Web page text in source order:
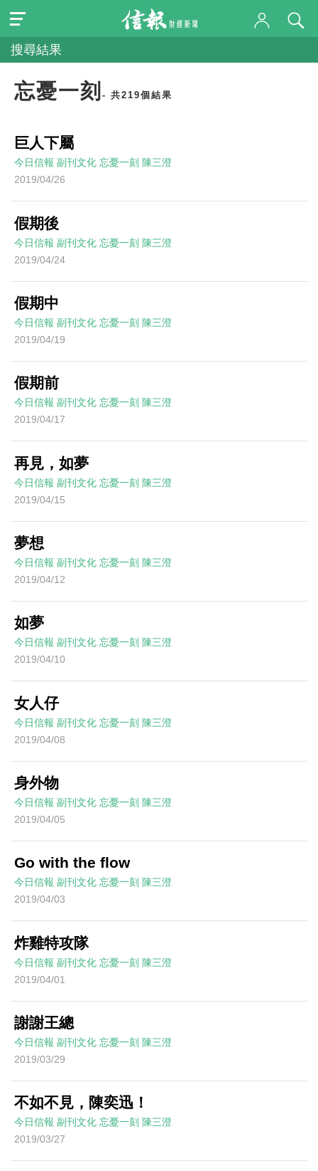
搜尋結果
忘憂一刻 - 共219個結果
巨人下屬
今日信報 副刊文化 忘憂一刻 陳三澄
2019/04/26
假期後
今日信報 副刊文化 忘憂一刻 陳三澄
2019/04/24
假期中
今日信報 副刊文化 忘憂一刻 陳三澄
2019/04/19
假期前
今日信報 副刊文化 忘憂一刻 陳三澄
2019/04/17
再見，如夢
今日信報 副刊文化 忘憂一刻 陳三澄
2019/04/15
夢想
今日信報 副刊文化 忘憂一刻 陳三澄
2019/04/12
如夢
今日信報 副刊文化 忘憂一刻 陳三澄
2019/04/10
女人仔
今日信報 副刊文化 忘憂一刻 陳三澄
2019/04/08
身外物
今日信報 副刊文化 忘憂一刻 陳三澄
2019/04/05
Go with the flow
今日信報 副刊文化 忘憂一刻 陳三澄
2019/04/03
炸雞特攻隊
今日信報 副刊文化 忘憂一刻 陳三澄
2019/04/01
謝謝王總
今日信報 副刊文化 忘憂一刻 陳三澄
2019/03/29
不如不見，陳奕迅！
今日信報 副刊文化 忘憂一刻 陳三澄
2019/03/27